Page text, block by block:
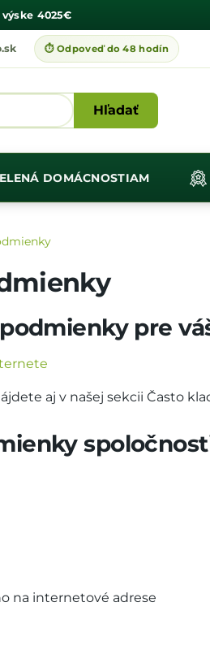
4025€
Hľadať
DOMÁCNOSTIAM
pre
aj v našej sekcii Často
na internetové adrese